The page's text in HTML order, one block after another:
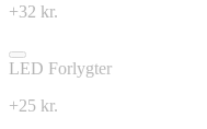
+32 kr.
LED Forlygter
+25 kr.